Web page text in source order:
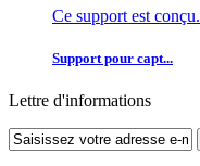
Ce support est
Support pour capt...
Lettre d'informations